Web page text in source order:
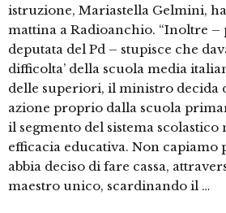
istruzione, Mariastella Gelmini,
mattina a Radioanchio. “Inoltre –
deputata del Pd – stupisce che
difficolta’ della scuola media
delle superiori, il ministro decida
azione proprio dalla scuola
il segmento del sistema
efficacia educativa. Non capiamo
abbia deciso di fare cassa,
maestro unico, scardinando il …